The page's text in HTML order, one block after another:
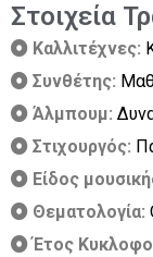
Στοιχεία
Καλλιτέχνες:
Συνθέτης:
Άλμπουμ:
Στιχουργός:
Είδος
Θεματολογία:
Έτος